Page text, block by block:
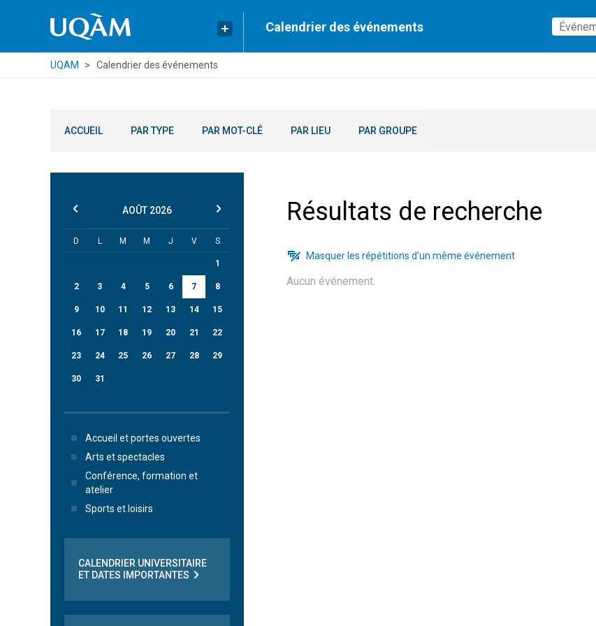
Calendrier des événements
UQAM Calendrier des événements
ACCUEIL PAR TYPE PAR MOT-CLÉ PAR LIEU PAR GROUPE
Résultats de recherche
Masquer les répétitions d’un même événement
Aucun événement.
AOÛT 2026
D L M M J V S
1
2 3 4 5 6 7 8
9 10 11 12 13 14 15
16 17 18 19 20 21 22
23 24 25 26 27 28 29
30 31
Accueil et portes ouvertes
Arts et spectacles
Conférence, formation et
atelier
Sports et loisirs
CALENDRIER UNIVERSITAIRE
ET DATES IMPORTANTES